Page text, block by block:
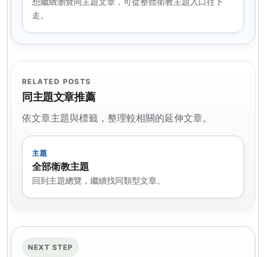
走。
RELATED POSTS
同主題文章推薦
依文章主題與標籤，整理較相關的延伸文章。
主題
全部衛教主題
回到主題總覽，繼續找同類型文章。
NEXT STEP